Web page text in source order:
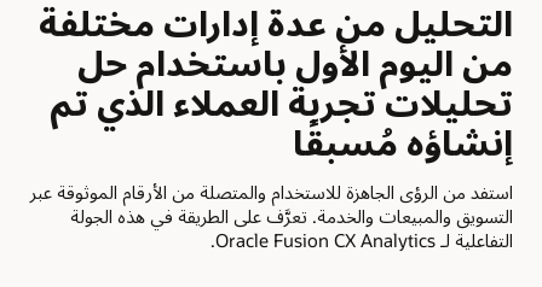
التحليل من عدة إدارات مختلفة
من اليوم الأول باستخدام حل
تحليلات تجربة العملاء الذي تم
إنشاؤه مُسبقًا
استفد من الرؤى الجاهزة للاستخدام والمتصلة من الأرقام الموثوقة عبر
التسويق والمبيعات والخدمة. تعرَّف على الطريقة في هذه الجولة
التفاعلية لـ Oracle Fusion CX Analytics.